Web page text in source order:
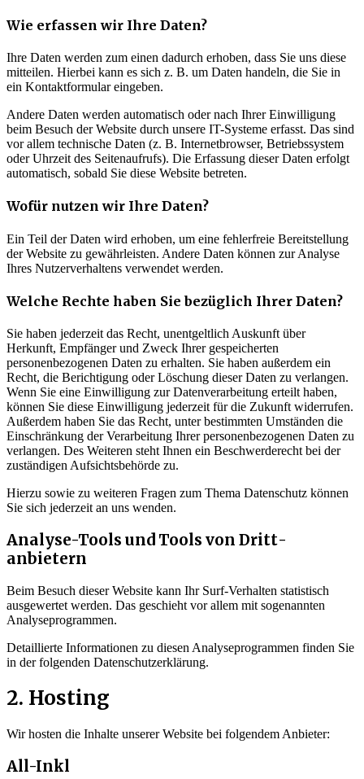
Wie erfassen wir Ihre Daten?
Ihre Daten werden zum einen dadurch erhoben, dass Sie uns diese
mitteilen. Hierbei kann es sich z. B. um Daten handeln, die Sie in
ein Kontaktformular eingeben.
Andere Daten werden automatisch oder nach Ihrer Einwilligung
beim Besuch der Website durch unsere IT-Systeme erfasst. Das sind
vor allem technische Daten (z. B. Internetbrowser, Betriebssystem
oder Uhrzeit des Seitenaufrufs). Die Erfassung dieser Daten erfolgt
automatisch, sobald Sie diese Website betreten.
Wofür nutzen wir Ihre Daten?
Ein Teil der Daten wird erhoben, um eine fehlerfreie Bereitstellung
der Website zu gewährleisten. Andere Daten können zur Analyse
Ihres Nutzerverhaltens verwendet werden.
Welche Rechte haben Sie bezüglich Ihrer Daten?
Sie haben jederzeit das Recht, unentgeltlich Auskunft über
Herkunft, Empfänger und Zweck Ihrer gespeicherten
personenbezogenen Daten zu erhalten. Sie haben außerdem ein
Recht, die Berichtigung oder Löschung dieser Daten zu verlangen.
Wenn Sie eine Einwilligung zur Datenverarbeitung erteilt haben,
können Sie diese Einwilligung jederzeit für die Zukunft widerrufen.
Außerdem haben Sie das Recht, unter bestimmten Umständen die
Einschränkung der Verarbeitung Ihrer personenbezogenen Daten zu
verlangen. Des Weiteren steht Ihnen ein Beschwerderecht bei der
zuständigen Aufsichtsbehörde zu.
Hierzu sowie zu weiteren Fragen zum Thema Datenschutz können
Sie sich jederzeit an uns wenden.
Analyse-Tools und Tools von Dritt­
anbietern
Beim Besuch dieser Website kann Ihr Surf-Verhalten statistisch
ausgewertet werden. Das geschieht vor allem mit sogenannten
Analyseprogrammen.
Detaillierte Informationen zu diesen Analyseprogrammen finden Sie
in der folgenden Datenschutzerklärung.
2. Hosting
Wir hosten die Inhalte unserer Website bei folgendem Anbieter:
All-Inkl